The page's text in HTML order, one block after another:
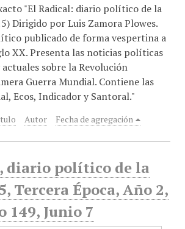
"El Radical: diario político de la
Dirigido por Luis Zamora Plowes.
publicado de forma vespertina a
XX. Presenta las noticias políticas
sobre la Revolución
Guerra Mundial. Contiene las
Ecos, Indicador y Santoral."
Autor Fecha de agregación
diario político de la
Tercera Época, Año 2,
149, Junio 7